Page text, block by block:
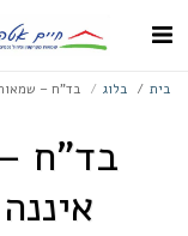
בית בלוג בד"ח –
בד"ח